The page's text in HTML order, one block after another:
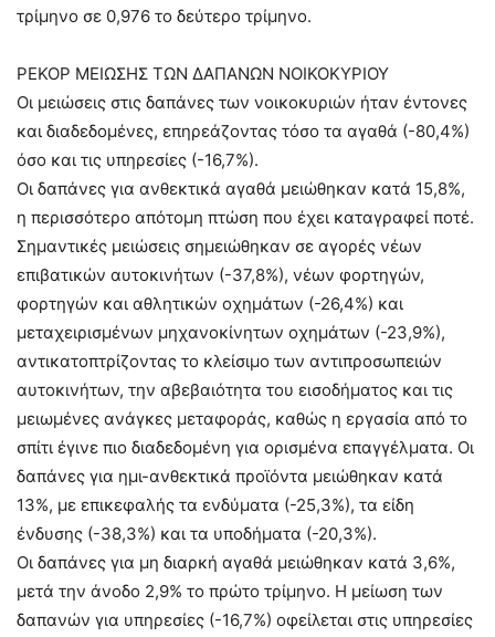
τρίμηνο σε 0,976 το δεύτερο τρίμηνο.
ΡΕΚΟΡ ΜΕΙΩΣΗΣ ΤΩΝ ΔΑΠΑΝΩΝ ΝΟΙΚΟΚΥΡΙΟΥ
Οι μειώσεις στις δαπάνες των νοικοκυριών ήταν έντονες
και διαδεδομένες, επηρεάζοντας τόσο τα αγαθά (-80,4%)
όσο και τις υπηρεσίες (-16,7%).
Οι δαπάνες για ανθεκτικά αγαθά μειώθηκαν κατά 15,8%,
η περισσότερο απότομη πτώση που έχει καταγραφεί ποτέ.
Σημαντικές μειώσεις σημειώθηκαν σε αγορές νέων
επιβατικών αυτοκινήτων (-37,8%), νέων φορτηγών,
φορτηγών και αθλητικών οχημάτων (-26,4%) και
μεταχειρισμένων μηχανοκίνητων οχημάτων (-23,9%),
αντικατοπτρίζοντας το κλείσιμο των αντιπροσωπειών
αυτοκινήτων, την αβεβαιότητα του εισοδήματος και τις
μειωμένες ανάγκες μεταφοράς, καθώς η εργασία από το
σπίτι έγινε πιο διαδεδομένη για ορισμένα επαγγέλματα. Οι
δαπάνες για ημι-ανθεκτικά προϊόντα μειώθηκαν κατά
13%, με επικεφαλής τα ενδύματα (-25,3%), τα είδη
ένδυσης (-38,3%) και τα υποδήματα (-20,3%).
Οι δαπάνες για μη διαρκή αγαθά μειώθηκαν κατά 3,6%,
μετά την άνοδο 2,9% το πρώτο τρίμηνο. Η μείωση των
δαπανών για υπηρεσίες (-16,7%) οφείλεται στις υπηρεσίες